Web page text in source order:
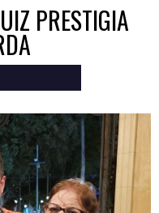
PRESTIGIA